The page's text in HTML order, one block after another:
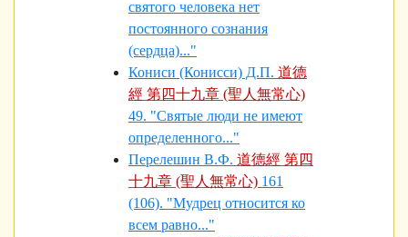
святого человека нет
постоянного сознания
(сердца)..."
Кониси (Конисси) Д.П. 道德
經 第四十九章 (聖人無常心)
49. "Святые люди не имеют
определенного..."
Перелешин В.Ф. 道德經 第四
十九章 (聖人無常心) 161
(106). "Мудрец относится ко
всем равно..."